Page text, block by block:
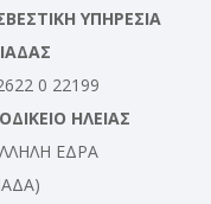
ΥΠΗΡΕΣΙΑ
0 22199
ΗΛΕΙΑΣ
ΕΔΡΑ